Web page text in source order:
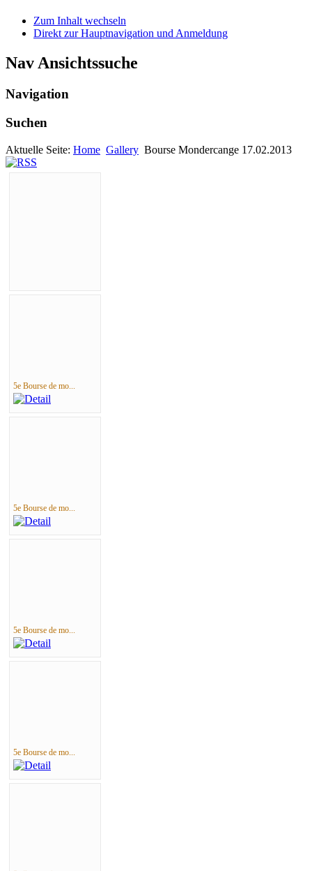
Zum Inhalt wechseln
Direkt zur Hauptnavigation und Anmeldung
Nav Ansichtssuche
Navigation
Suchen
Aktuelle Seite: Home Gallery Bourse Mondercange 17.02.2013
5e Bourse de mo...
5e Bourse de mo...
5e Bourse de mo...
5e Bourse de mo...